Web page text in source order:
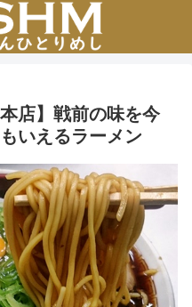
店】戦前の味を今
いえるラーメン